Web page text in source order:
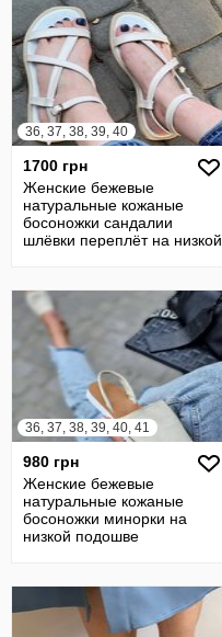
36, 37, 38, 39, 40
1700 грн
Женские бежевые
натуральные кожаные
босоножки сандалии
шлёвки переплёт на низкой
36, 37, 38, 39, 40, 41
980 грн
Женские бежевые
натуральные кожаные
босоножки минорки на
низкой подошве